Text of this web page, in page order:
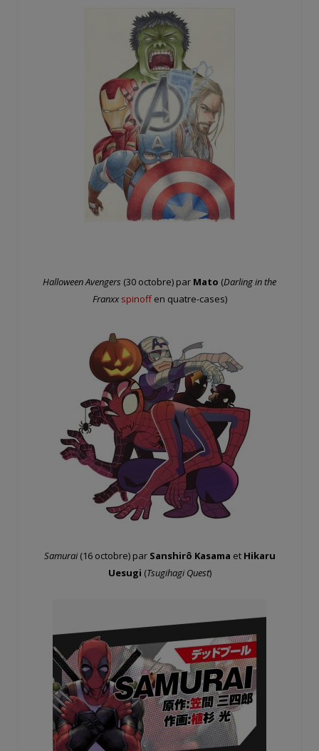
Halloween Avengers (30 octobre) par Mato (Darling in the
Franxx spinoffen quatre-cases)
Samurai(16 octobre) par Sanshirô Kasama et Hikaru
Uesugi (Tsugihagi Quest)